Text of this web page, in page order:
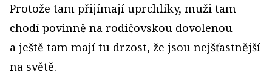
Protože tam přijímají uprchlíky, muži tam
chodí povinně na rodičovskou dovolenou
a ještě tam mají tu drzost, že jsou nejšťastnější
na světě.